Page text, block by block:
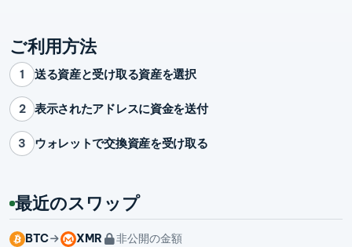
ご利用方法
1 送る資産と受け取る資産を選択
2 表示されたアドレスに資金を送付
3 ウォレットで交換資産を受け取る
最近のスワップ
BTC XMR 非公開の金額